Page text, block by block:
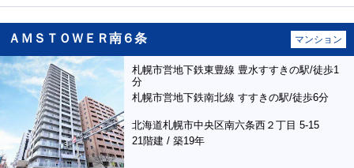
ＡＭＳＴＯＷＥＲ南６条 マンション
札幌市営地下鉄東豊線 豊水すすきの駅/徒歩1
分
札幌市営地下鉄南北線 すすきの駅/徒歩6分
北海道札幌市中央区南六条西２丁目 5-15
21階建 / 築19年